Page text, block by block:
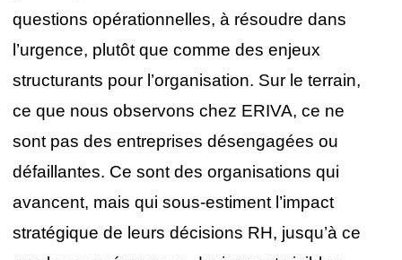
questions opérationnelles, à résoudre dans
l’urgence, plutôt que comme des enjeux
structurants pour l’organisation. Sur le terrain,
ce que nous observons chez ERIVA, ce ne
sont pas des entreprises désengagées ou
défaillantes. Ce sont des organisations qui
avancent, mais qui sous-estiment l’impact
stratégique de leurs décisions RH, jusqu’à ce